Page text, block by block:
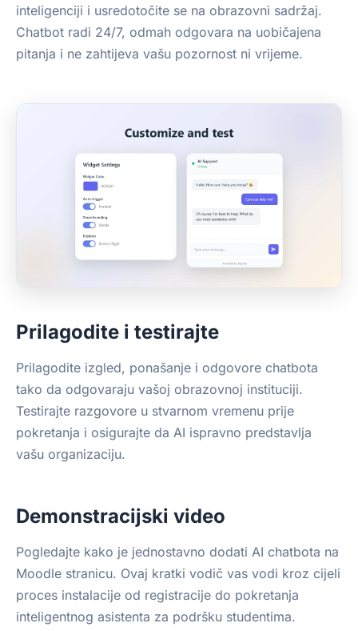
inteligenciji i usredotočite se na obrazovni sadržaj.
Chatbot radi 24/7, odmah odgovara na uobičajena
pitanja i ne zahtijeva vašu pozornost ni vrijeme.
Prilagodite i testirajte
Prilagodite izgled, ponašanje i odgovore chatbota
tako da odgovaraju vašoj obrazovnoj instituciji.
Testirajte razgovore u stvarnom vremenu prije
pokretanja i osigurajte da AI ispravno predstavlja
vašu organizaciju.
Demonstracijski video
Pogledajte kako je jednostavno dodati AI chatbota na
Moodle stranicu. Ovaj kratki vodič vas vodi kroz cijeli
proces instalacije od registracije do pokretanja
inteligentnog asistenta za podršku studentima.